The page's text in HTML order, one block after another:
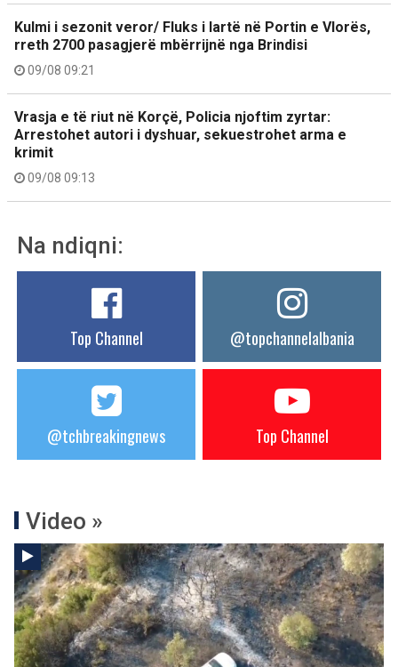
Kulmi i sezonit veror/ Fluks i lartë në Portin e Vlorës,
rreth 2700 pasagjerë mbërrijnë nga Brindisi
09/08 09:21
Vrasja e të riut në Korçë, Policia njoftim zyrtar:
Arrestohet autori i dyshuar, sekuestrohet arma e
krimit
09/08 09:13
Na ndiqni:
Top Channel @topchannelalbania
@tchbreakingnews Top Channel
Video »